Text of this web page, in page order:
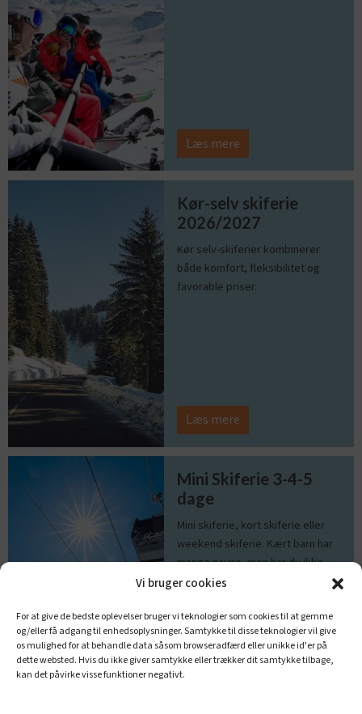
Vi bruger cookies
For at give de bedste oplevelser bruger vi teknologier som cookies til at gemme
og/eller få adgang til enhedsoplysninger. Samtykke til disse teknologier vil give
os mulighed for at behandle data såsom browseradfærd eller unikke id'er på
dette websted. Hvis du ikke giver samtykke eller trækker dit samtykke tilbage,
kan det påvirke visse funktioner negativt.
Læs mere
Kør-selv skiferie
2026/2027
Kør selv-skiferier kombinerer
både komfort, fleksibilitet og
favorable priser.
Læs mere
Mini Skiferie 3-4-5
dage
Mini skiferie, kort skiferie eller
weekend skiferie. Kært barn har
mange navne, men har du ikke
fået stillet lysten til at stå på ski i
at tage på en kort skiferie af flere
årsager.